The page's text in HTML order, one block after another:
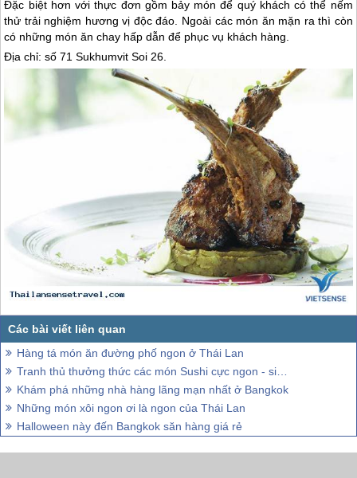
Đặc biệt hơn với thực đơn gồm bảy món để quý khách có thể nếm
thử trải nghiệm hương vị độc đáo. Ngoài các món ăn mặn ra thì còn
có những món ăn chay hấp dẫn để phục vụ khách hàng.
Địa chỉ: số 71 Sukhumvit Soi 26.
Hàng tá món ăn đường phố ngon ở Thái Lan
Tranh thủ thưởng thức các món Sushi cực ngon - siêu bổ - quá rẻ tại Bangkok
Khám phá những nhà hàng lãng mạn nhất ở Bangkok
Những món xôi ngon ơi là ngon của Thái Lan
Halloween này đến Bangkok săn hàng giá rẻ